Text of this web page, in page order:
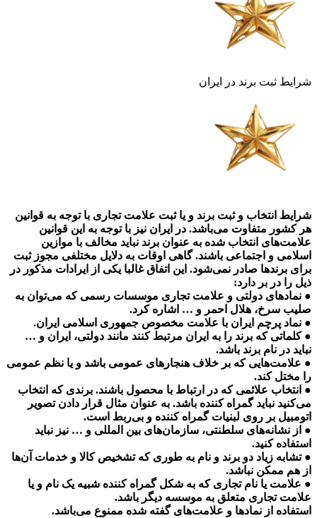
شرایط ثبت برند در ایران
شرایط انتخاب و ثبت برند و یا ثبت علامت تجاری با توجه به قوانین
هر کشور متفاوت می‌باشد. در ایران نیز با توجه به این قوانین
علامت‌های انتخاب شده به عنوان برند نباید مخالف با موازین
اسلامی و اجتماعی باشند. گاهی اوقات به دلایل مختلفی مجوز ثبت
برای برندها صادر نمی‌شود. این اتفاق غالبا یکی از ایرادات مذکور در
ذیل را در بر دارد:
● نمادهای دولتی و علامت تجاری موسسات رسمی که می‌توان به
صلیب سرخ، هلال احمر و … اشاره کرد.
● نماد پرچم ایران با علامت مخصوص جمهوری اسلامی ایران.
● کلماتی که برند را به ایران مرتبط کنند مانند دولتی، ایران و …
نباید در نام برند باشد.
● علامت‌هایی که بر خلاف هنجارهای عمومی باشد و یا نظم عمومی
را مختل کند.
● انتخاب علائمی که در ارتباط با محصول باشند. برندی که انتخاب
می‌کنید نباید گمراه کننده باشد. به عنوان مثال قرار دادن تصویر
اتومبیل بر روی لبنیات گمراه کننده و بی‌ربط است.
● از نشانه‌های سلطنتی، سازمان‌های بین المللی و … نیز نباید
استفاده کنید.
● تشابه زیاد دو برند و نام به طوری که تشخیص کالا و خدمات آن‌ها
از هم ممکن نباشد.
● علامت یا نام تجاری که به شکل گمراه کننده شبیه یک نام و یا
علامت تجاری متعلق به موسسه دیگر باشد.
استفاده از نمادها و علامت‌های گفته شده ممنوع می‌باشد.